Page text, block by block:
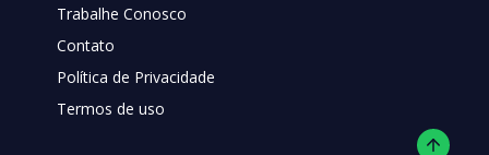
Trabalhe Conosco
Contato
Política de Privacidade
Termos de uso